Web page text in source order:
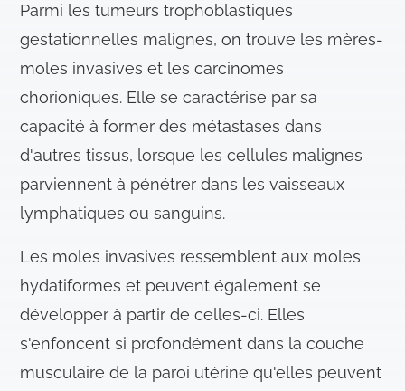
Parmi les tumeurs trophoblastiques
gestationnelles malignes, on trouve les mères-
moles invasives et les carcinomes
chorioniques. Elle se caractérise par sa
capacité à former des métastases dans
d'autres tissus, lorsque les cellules malignes
parviennent à pénétrer dans les vaisseaux
lymphatiques ou sanguins.
Les moles invasives ressemblent aux moles
hydatiformes et peuvent également se
développer à partir de celles-ci. Elles
s'enfoncent si profondément dans la couche
musculaire de la paroi utérine qu'elles peuvent